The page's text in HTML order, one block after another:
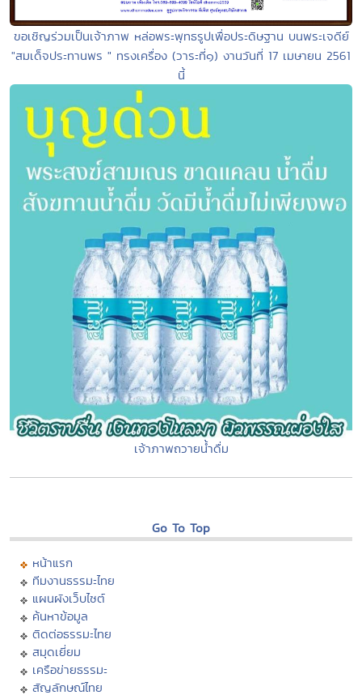
ขอเชิญร่วมเป็นเจ้าภาพ หล่อพระพุทธรูปเพื่อประดิษฐาน บนพระเจดีย์
"สมเด็จประทานพร " ทรงเครื่อง (วาระที่๑) งานวันที่ 17 เมษายน 2561
นี้
เจ้าภาพถวายน้ำดื่ม
Go To Top
หน้าแรก
ทีมงานธรรมะไทย
แผนผังเว็บไซต์
ค้นหาข้อมูล
ติดต่อธรรมะไทย
สมุดเยี่ยม
เครือข่ายธรรมะ
สัญลักษณ์ไทย